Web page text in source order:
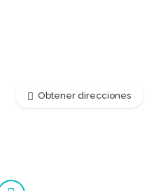
Obtener direcciones